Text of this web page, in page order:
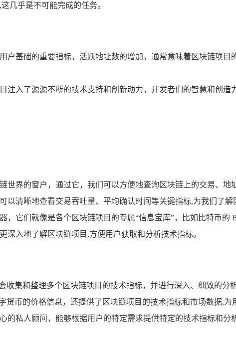
几乎是不可能完成的任务。
户基础的重要指标，活跃地址数的增加，通常意味着区块链项
注入了源源不断的技术支持和创新动力，开发者们的智慧和创造
世界的窗户，通过它，我们可以方便地查询区块链上的交易、地
清晰地查看交易吞吐量、平均确认时间等关键指标,为我们了解
它们就像是各个区块链项目的专属“信息宝库”，比如比特币的
入地了解区块链项目,方便用户获取和分析技术指标。
收集和整理多个区块链项目的技术指标，并进行深入、细致的分
币的价格信息，还提供了区块链项目的技术指标和市场数据,为
的私人顾问，能够根据用户的特定需求提供特定的技术指标和